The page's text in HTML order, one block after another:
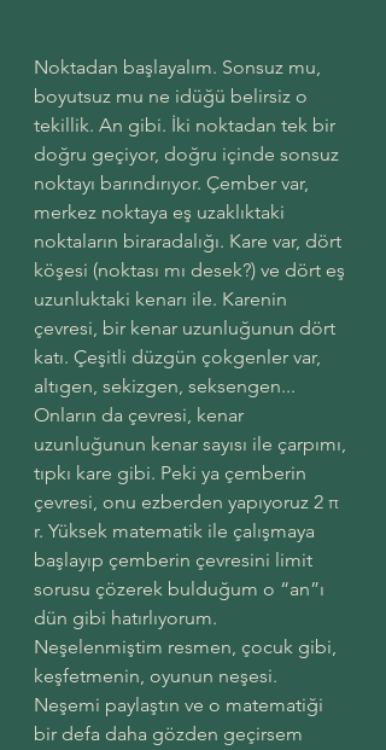
Noktadan başlayalım. Sonsuz mu,
boyutsuz mu ne idüğü belirsiz o
tekillik. An gibi. İki noktadan tek bir
doğru geçiyor, doğru içinde sonsuz
noktayı barındırıyor. Çember var,
merkez noktaya eş uzaklıktaki
noktaların biraradalığı. Kare var, dört
köşesi (noktası mı desek?) ve dört eş
uzunluktaki kenarı ile. Karenin
çevresi, bir kenar uzunluğunun dört
katı. Çeşitli düzgün çokgenler var,
altıgen, sekizgen, seksengen...
Onların da çevresi, kenar
uzunluğunun kenar sayısı ile çarpımı,
tıpkı kare gibi. Peki ya çemberin
çevresi, onu ezberden yapıyoruz 2 π
r. Yüksek matematik ile çalışmaya
başlayıp çemberin çevresini limit
sorusu çözerek bulduğum o “an”ı
dün gibi hatırlıyorum.
Neşelenmiştim resmen, çocuk gibi,
keşfetmenin, oyunun neşesi.
Neşemi paylaştın ve o matematiği
bir defa daha gözden geçirsem